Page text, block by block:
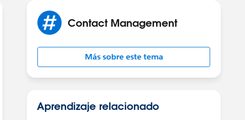
Contact Management
Más sobre este tema
Aprendizaje relacionado